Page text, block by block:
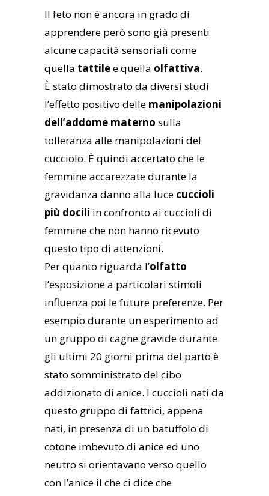
Il feto non è ancora in grado di
apprendere però sono già presenti
alcune capacità sensoriali come
quella tattilee quella olfattiva.
È stato dimostrato da diversi studi
l’effetto positivo delle manipolazioni
dell’addome materno sulla
tolleranza alle manipolazioni del
cucciolo. È quindi accertato che le
femmine accarezzate durante la
gravidanza danno alla luce cuccioli
più docili in confronto ai cuccioli di
femmine che non hanno ricevuto
questo tipo di attenzioni.
Per quanto riguarda l’olfatto
l’esposizione a particolari stimoli
influenza poi le future preferenze. Per
esempio durante un esperimento ad
un gruppo di cagne gravide durante
gli ultimi 20 giorni prima del parto è
stato somministrato del cibo
addizionato di anice. I cuccioli nati da
questo gruppo di fattrici, appena
nati, in presenza di un batuffolo di
cotone imbevuto di anice ed uno
neutro si orientavano verso quello
con l’anice il che ci dice che